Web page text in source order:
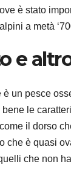
è stato
a metà
e
è un pesce
bene le
il dorso
che è quasi
che non